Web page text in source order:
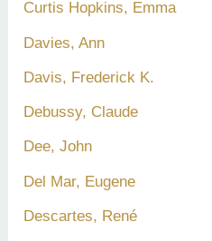
Curtis Hopkins, Emma
Davies, Ann
Davis, Frederick K.
Debussy, Claude
Dee, John
Del Mar, Eugene
Descartes, René